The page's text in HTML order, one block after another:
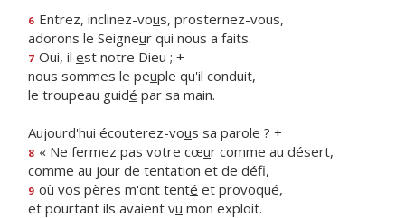
6 Entrez, inclinez-vous, prosternez-vous,
adorons le Seigneur qui nous a faits.
7 Oui, il est notre Dieu ; +
nous sommes le peuple qu'il conduit,
le troupeau guidé par sa main.
Aujourd'hui écouterez-vous sa parole ? +
8 « Ne fermez pas votre cœur comme au désert,
comme au jour de tentation et de défi,
9 où vos pères m'ont tenté et provoqué,
et pourtant ils avaient vu mon exploit.